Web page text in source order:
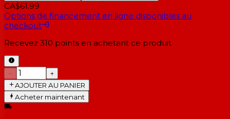
CA$61.99
Options de financement en ligne disponibles au
checkout
Recevez 310 points en achetant ce produit
−
+
AJOUTER AU PANIER
Acheter maintenant